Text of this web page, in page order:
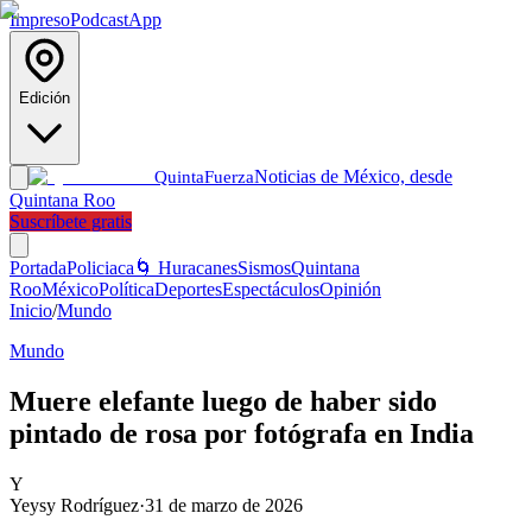
ImpresoPodcastApp
Edición
QuintaFuerzaNoticias de México, desde
Quintana Roo
Suscríbete gratis
PortadaPoliciaca 🌀 HuracanesSismosQuintana
RooMéxicoPolíticaDeportesEspectáculosOpinión
Inicio/Mundo
Mundo
Muere elefante luego de haber sido
pintado de rosa por fotógrafa en India
Y
Yeysy Rodríguez·31 de marzo de 2026